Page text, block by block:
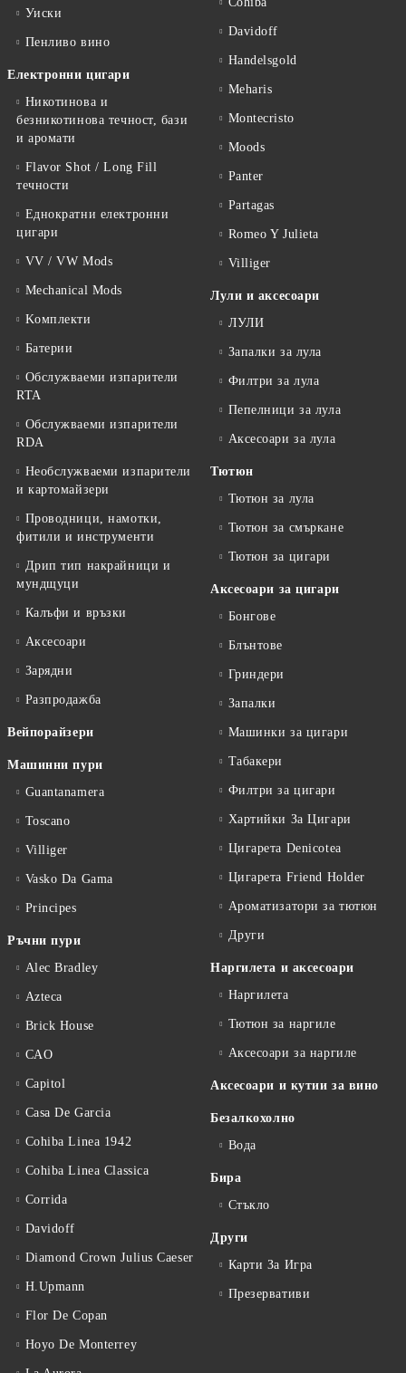
Уиски
Пенливо вино
Електронни цигари
Никотинова и
безникотинова течност, бази
и аромати
Flavor Shot / Long Fill
течности
Еднократни електронни
цигари
VV / VW Mods
Mechanical Mods
Kомплекти
Батерии
Обслужваеми изпарители
RTA
Обслужваеми изпарители
RDA
Необслужваеми изпарители
и картомайзери
Проводници, намотки,
фитили и инструменти
Дрип тип накрайници и
мундщуци
Калъфи и връзки
Аксесоари
Зарядни
Разпродажба
Вейпорайзери
Машинни пури
Guantanamera
Toscano
Villiger
Vasko Da Gama
Principes
Ръчни пури
Alec Bradley
Azteca
Brick House
CAO
Capitol
Casa De Garcia
Cohiba Linea 1942
Cohiba Linea Classica
Corrida
Davidoff
Diamond Crown Julius Caeser
H.Upmann
Flor De Copan
Hoyo De Monterrey
Davidoff
Handelsgold
Meharis
Montecristo
Moods
Panter
Partagas
Romeo Y Julieta
Villiger
Лули и аксесоари
ЛУЛИ
Запалки за лула
Филтри за лула
Пепелници за лула
Аксесоари за лула
Тютюн
Тютюн за лула
Тютюн за смъркане
Тютюн за цигари
Аксесоари за цигари
Бонгове
Блънтове
Гриндери
Запалки
Машинки за цигари
Табакери
Филтри за цигари
Хартийки За Цигари
Цигарета Denicotea
Цигарета Friend Holder
Ароматизатори за тютюн
Други
Наргилета и аксесоари
Наргилета
Тютюн за наргиле
Аксесоари за наргиле
Аксесоари и кутии за вино
Безалкохолно
Вода
Бира
Стъкло
Други
Карти За Игра
Презервативи